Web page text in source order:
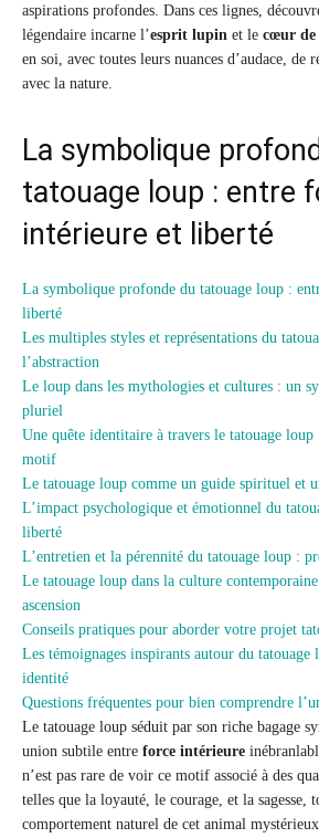
aspirations profondes. Dans ces lignes,
légendaire incarne l’esprit lupin et le cœur de
en soi, avec toutes leurs nuances d’audace, de
avec la nature.
La symbolique
tatouage loup : entre
intérieure et liberté
La symbolique profonde du tatouage loup :
liberté
Les multiples styles et représentations du
l’abstraction
Le loup dans les mythologies et cultures : un
pluriel
Une quête identitaire à travers le tatouage
motif
Le tatouage loup comme un guide spirituel et
L’impact psychologique et émotionnel du
liberté
L’entretien et la pérennité du tatouage loup :
Le tatouage loup dans la culture
ascension
Conseils pratiques pour aborder votre projet
Les témoignages inspirants autour du
identité
Questions fréquentes pour bien comprendre
Le tatouage loup séduit par son riche bagage
union subtile entre force intérieure
n’est pas rare de voir ce motif associé à des
telles que la loyauté, le courage, et la sagesse,
comportement naturel de cet animal